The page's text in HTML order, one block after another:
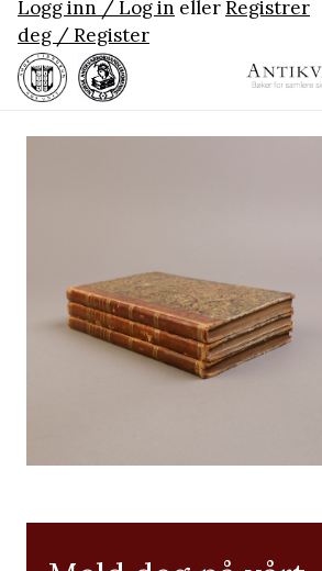
Logg inn / Log in ellerRegistrer
deg / Register